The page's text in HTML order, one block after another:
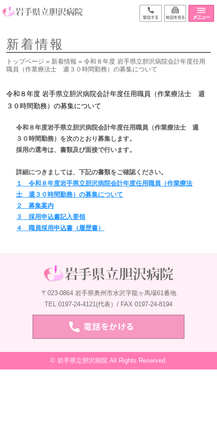
新着情報
トップページ » 新着情報 » 令和８年度 岩手県立胆沢病院会計年度任用
職員（作業療法士 週３０時間勤務）の募集について
令和８年度 岩手県立胆沢病院会計年度任用職員（作業療法士 週
３０時間勤務）の募集について
令和８年度岩手県立胆沢病院会計年度任用職員 （作業療法士 週
３０時間勤務） を次のとおり募集します。
採用の選考は、書類及び面接で行います。
詳細につきましては、下記の書類をご確認ください。
１ 令和８年度岩手県立胆沢病院会計年度任用職員（作業療法
士 週３０時間勤務）の募集について
２ 募集案内
３ 採用申込書記入要領
４ 職員採用申込書（履歴書）
〒023-0864 岩手県奥州市水沢字龍ヶ馬場61番地
TEL 0197-24-4121(代表）/ FAX 0197-24-8194
© 岩手県立胆沢病院 All Rights Reserved.